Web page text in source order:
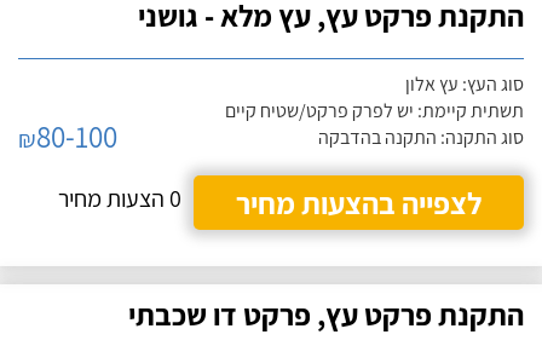
התקנת פרקט עץ, עץ מלא - גושני
סוג העץ: עץ אלון
תשתית קיימת: יש לפרק פרקט/שטיח קיים
סוג התקנה: התקנה בהדבקה
₪80-100
לצפייה בהצעות מחיר
0 הצעות מחיר
התקנת פרקט עץ, פרקט דו שכבתי